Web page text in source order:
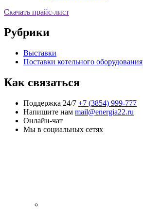
Скачать прайс-лист
Рубрики
Выставки
Поставки котельного оборудования
Как связаться
Поддержка 24/7 +7 (3854) 999-777
Напишите нам mail@energia22.ru
Онлайн-чат
Мы в социальных сетях